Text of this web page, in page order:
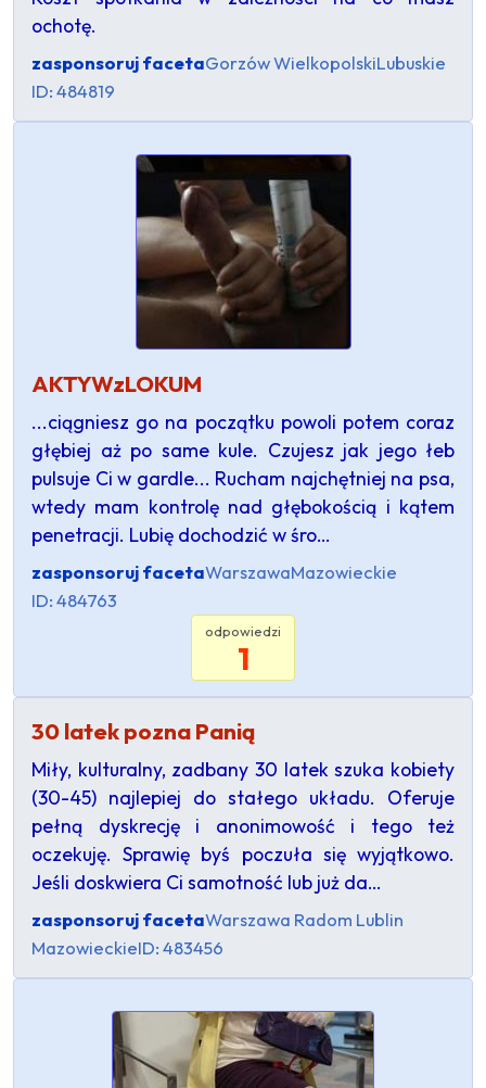
ochotę.
zasponsoruj facetaGorzów WielkopolskiLubuskie
ID: 484819
AKTYWzLOKUM
...ciągniesz go na początku powoli potem coraz
głębiej aż po same kule. Czujesz jak jego łeb
pulsuje Ci w gardle... Rucham najchętniej na psa,
wtedy mam kontrolę nad głębokością i kątem
penetracji. Lubię dochodzić w śro…
zasponsoruj facetaWarszawaMazowieckie
ID: 484763
odpowiedzi
1
30 latek pozna Panią
Miły, kulturalny, zadbany 30 latek szuka kobiety
(30-45) najlepiej do stałego układu. Oferuje
pełną dyskrecję i anonimowość i tego też
oczekuję. Sprawię byś poczuła się wyjątkowo.
Jeśli doskwiera Ci samotność lub już da…
zasponsoruj facetaWarszawa Radom Lublin
MazowieckieID: 483456